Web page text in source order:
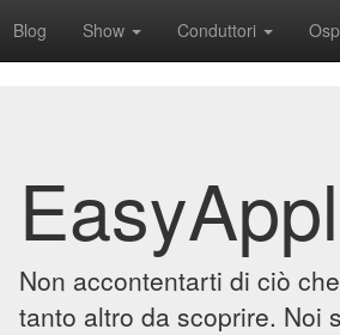
Blog Show Conduttori
Non accontentarti di ciò
tanto altro da scoprire. Noi